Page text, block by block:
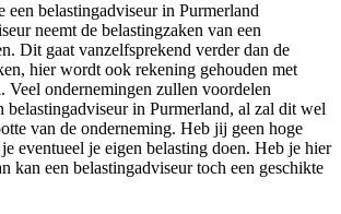
een belastingadviseur in Purmerland
neemt de belastingzaken van een
Dit gaat vanzelfsprekend verder dan de
hier wordt ook rekening gehouden met
Veel ondernemingen zullen voordelen
belastingadviseur in Purmerland, al zal dit wel
van de onderneming. Heb jij geen hoge
eventueel je eigen belasting doen. Heb je hier
kan een belastingadviseur toch een geschikte